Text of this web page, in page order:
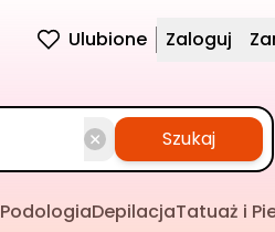
Ulubione Zaloguj
Szukaj
PodologiaDepilacjaTatuaż i